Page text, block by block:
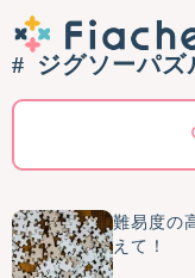
ジグソーパズ
難易度の
えて！